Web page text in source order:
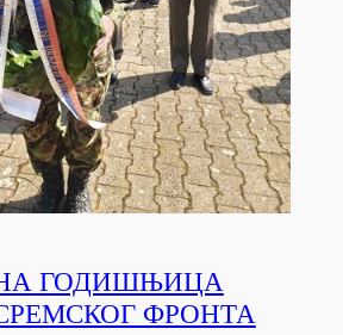
ГОДИШЊИЦА
ФРОНТА